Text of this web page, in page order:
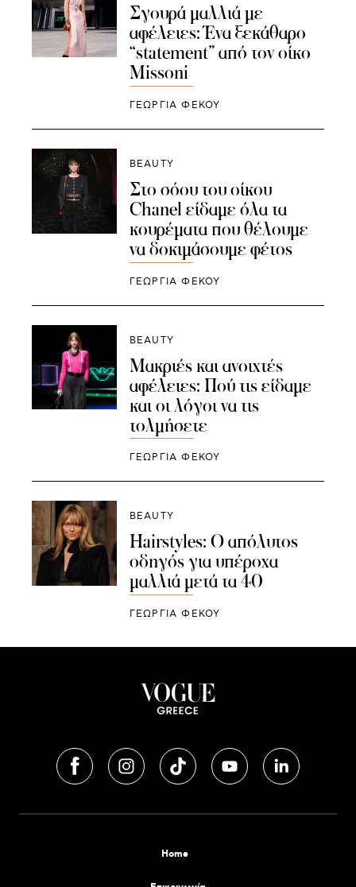
Σγουρά μαλλιά με
αφέλειες: Ένα ξεκάθαρο
“statement” από τον οίκο
Missoni
ΓΕΩΡΓΙΑ ΦΕΚΟΥ
BEAUTY
Στο σόου του οίκου
Chanel είδαμε όλα τα
κουρέματα που θέλουμε
να δοκιμάσουμε φέτος
ΓΕΩΡΓΙΑ ΦΕΚΟΥ
BEAUTY
Μακριές και ανοιχτές
αφέλειες: Πού τις είδαμε
και οι λόγοι να τις
τολμήσετε
ΓΕΩΡΓΙΑ ΦΕΚΟΥ
BEAUTY
Hairstyles: Ο απόλυτος
οδηγός για υπέροχα
μαλλιά μετά τα 40
ΓΕΩΡΓΙΑ ΦΕΚΟΥ
Home